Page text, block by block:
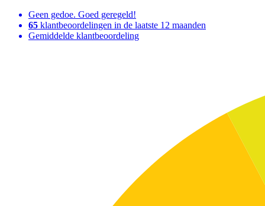
Geen gedoe. Goed geregeld!
65 klantbeoordelingen in de laatste 12 maanden
Gemiddelde klantbeoordeling